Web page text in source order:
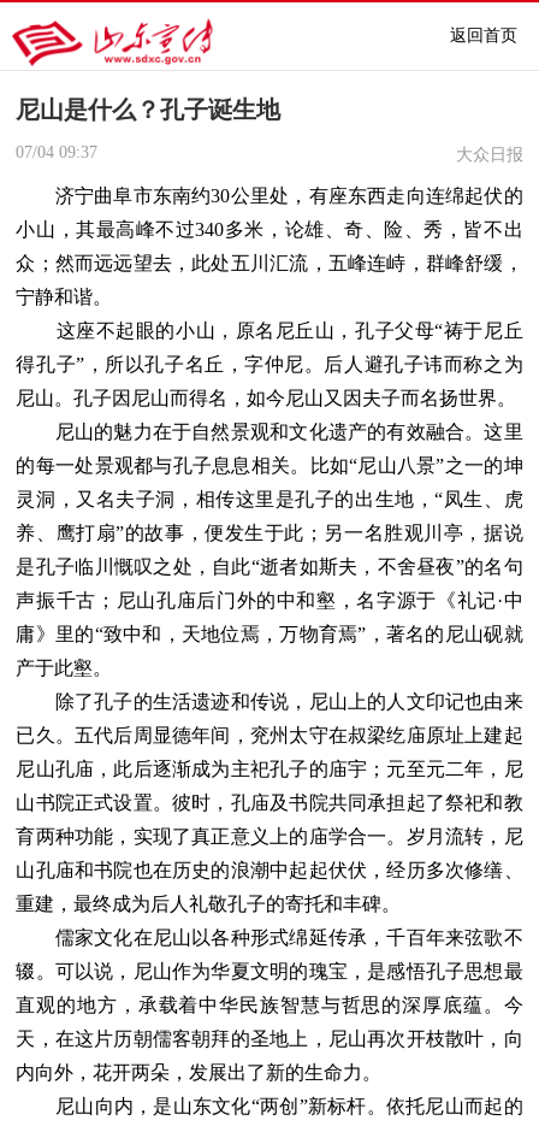
返回首页
尼山是什么？孔子诞生地
07/04 09:37 大众日报
济宁曲阜市东南约30公里处，有座东西走向连绵起伏的
小山，其最高峰不过340多米，论雄、奇、险、秀，皆不出
众；然而远远望去，此处五川汇流，五峰连峙，群峰舒缓，
宁静和谐。
这座不起眼的小山，原名尼丘山，孔子父母“祷于尼丘
得孔子”，所以孔子名丘，字仲尼。后人避孔子讳而称之为
尼山。孔子因尼山而得名，如今尼山又因夫子而名扬世界。
尼山的魅力在于自然景观和文化遗产的有效融合。这里
的每一处景观都与孔子息息相关。比如“尼山八景”之一的坤
灵洞，又名夫子洞，相传这里是孔子的出生地，“凤生、虎
养、鹰打扇”的故事，便发生于此；另一名胜观川亭，据说
是孔子临川慨叹之处，自此“逝者如斯夫，不舍昼夜”的名句
声振千古；尼山孔庙后门外的中和壑，名字源于《礼记·中
庸》里的“致中和，天地位焉，万物育焉”，著名的尼山砚就
产于此壑。
除了孔子的生活遗迹和传说，尼山上的人文印记也由来
已久。五代后周显德年间，兖州太守在叔梁纥庙原址上建起
尼山孔庙，此后逐渐成为主祀孔子的庙宇；元至元二年，尼
山书院正式设置。彼时，孔庙及书院共同承担起了祭祀和教
育两种功能，实现了真正意义上的庙学合一。岁月流转，尼
山孔庙和书院也在历史的浪潮中起起伏伏，经历多次修缮、
重建，最终成为后人礼敬孔子的寄托和丰碑。
儒家文化在尼山以各种形式绵延传承，千百年来弦歌不
辍。可以说，尼山作为华夏文明的瑰宝，是感悟孔子思想最
直观的地方，承载着中华民族智慧与哲思的深厚底蕴。今
天，在这片历朝儒客朝拜的圣地上，尼山再次开枝散叶，向
内向外，花开两朵，发展出了新的生命力。
尼山向内，是山东文化“两创”新标杆。依托尼山而起的